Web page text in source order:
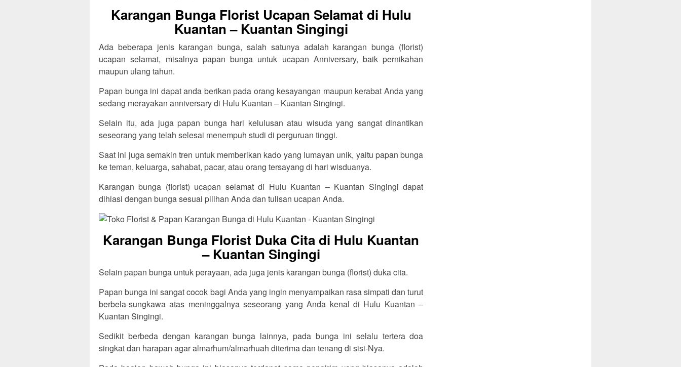
Karangan Bunga Florist Ucapan Selamat di Hulu
Kuantan – Kuantan Singingi
Ada beberapa jenis karangan bunga, salah satunya adalah karangan bunga (florist)
ucapan selamat, misalnya papan bunga untuk ucapan Anniversary, baik pernikahan
maupun ulang tahun.
Papan bunga ini dapat anda berikan pada orang kesayangan maupun kerabat Anda yang
sedang merayakan anniversary di Hulu Kuantan – Kuantan Singingi.
Selain itu, ada juga papan bunga hari kelulusan atau wisuda yang sangat dinantikan
seseorang yang telah selesai menempuh studi di perguruan tinggi.
Saat ini juga semakin tren untuk memberikan kado yang lumayan unik, yaitu papan bunga
ke teman, keluarga, sahabat, pacar, atau orang tersayang di hari wisduanya.
Karangan bunga (florist) ucapan selamat di Hulu Kuantan – Kuantan Singingi dapat
dihiasi dengan bunga sesuai pilihan Anda dan tulisan ucapan Anda.
Karangan Bunga Florist Duka Cita di Hulu Kuantan
– Kuantan Singingi
Selain papan bunga untuk perayaan, ada juga jenis karangan bunga (florist) duka cita.
Papan bunga ini sangat cocok bagi Anda yang ingin menyampaikan rasa simpati dan turut
berbela-sungkawa atas meninggalnya seseorang yang Anda kenal di Hulu Kuantan –
Kuantan Singingi.
Sedikit berbeda dengan karangan bunga lainnya, pada bunga ini selalu tertera doa
singkat dan harapan agar almarhum/almarhuah diterima dan tenang di sisi-Nya.